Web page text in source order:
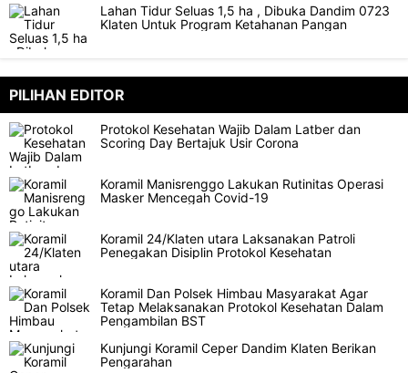
Lahan Tidur Seluas 1,5 ha , Dibuka Dandim 0723
Klaten Untuk Program Ketahanan Pangan
PILIHAN EDITOR
Protokol Kesehatan Wajib Dalam Latber dan
Scoring Day Bertajuk Usir Corona
Koramil Manisrenggo Lakukan Rutinitas Operasi
Masker Mencegah Covid-19
Koramil 24/Klaten utara Laksanakan Patroli
Penegakan Disiplin Protokol Kesehatan
Koramil Dan Polsek Himbau Masyarakat Agar
Tetap Melaksanakan Protokol Kesehatan Dalam
Pengambilan BST
Kunjungi Koramil Ceper Dandim Klaten Berikan
Pengarahan